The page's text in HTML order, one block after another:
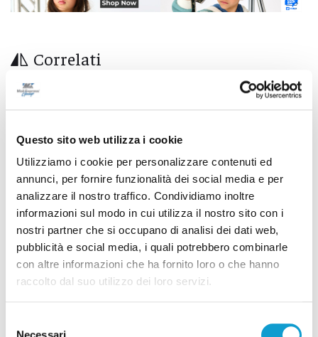
Questo sito web utilizza i cookie
Utilizziamo i cookie per personalizzare contenuti ed
annunci, per fornire funzionalità dei social media e per
analizzare il nostro traffico. Condividiamo inoltre
informazioni sul modo in cui utilizza il nostro sito con i
nostri partner che si occupano di analisi dei dati web,
pubblicità e social media, i quali potrebbero combinarle
con altre informazioni che ha fornito loro o che hanno
raccolto dal suo utilizzo dei loro servizi.
Necessari
Correlati